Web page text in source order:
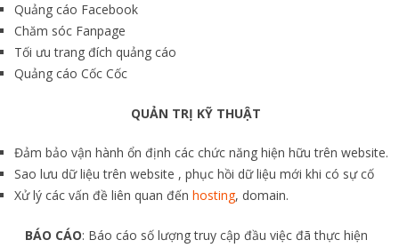
Quảng cáo Facebook
Chăm sóc Fanpage
Tối ưu trang đích quảng cáo
Quảng cáo Cốc Cốc
QUẢN TRỊ KỸ THUẬT
Đảm bảo vận hành ổn định các chức năng hiện hữu trên website.
Sao lưu dữ liệu trên website , phục hồi dữ liệu mới khi có sự cố
Xử lý các vấn đề liên quan đến hosting, domain.
BÁO CÁO: Báo cáo số lượng truy cập đầu việc đã thực hiện